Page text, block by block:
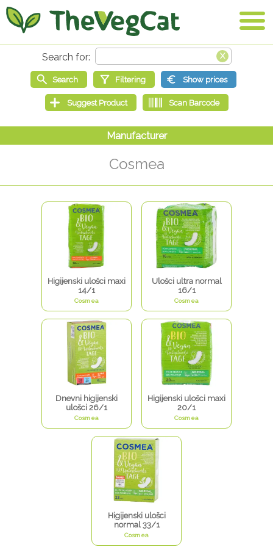
Cosmea
Higijenski ulošci maxi
14/1
Cosmea
Ulošci ultra normal
16/1
Cosmea
Dnevni higijenski
ulošci 26/1
Cosmea
Higijenski ulošci maxi
20/1
Cosmea
Higijenski ulošci
normal 33/1
Cosmea